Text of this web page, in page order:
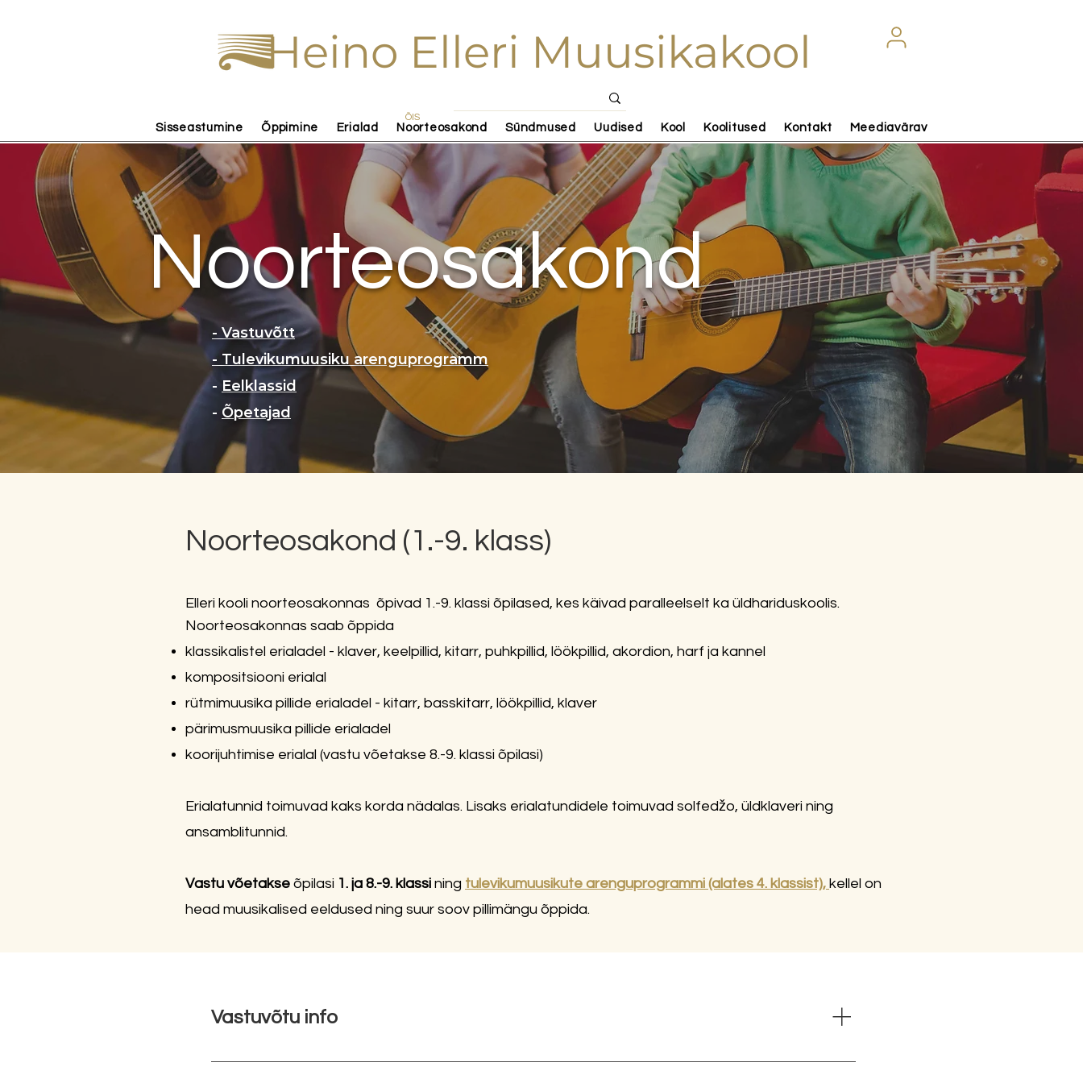
Heino Elleri Muusikakool
Sisseastumine Õppimine Erialad Noorteosakond Sündmused Uudised Kool Koolitused Kontakt Meediavärav
ÕIS
Noorteosakond
- Vastuvõtt
- Tulevikumuusiku arenguprogramm
- Eelklassid
- Õpetajad
Noorteosakond (1.-9. klass)
Elleri kooli noorteosakonnas õpivad 1.-9. klassi õpilased, kes käivad paralleelselt ka üldhariduskoolis.
Noorteosakonnas saab õppida
klassikalistel erialadel - klaver, keelpillid, kitarr, puhkpillid, löökpillid, akordion, harf ja kannel
kompositsiooni erialal
rütmimuusika pillide erialadel - kitarr, basskitarr, löökpillid, klaver
pärimusmuusika pillide erialadel
koorijuhtimise erialal (vastu võetakse 8.-9. klassi õpilasi)
Erialatunnid toimuvad kaks korda nädalas. Lisaks erialatundidele toimuvad solfedžo, üldklaveri ning
ansamblitunnid.
Vastu võetakse õpilasi 1. ja 8.-9. klassi ning tulevikumuusikute arenguprogrammi (alates 4. klassist), kellel on
head muusikalised eeldused ning suur soov pillimängu õppida.
Vastuvõtu info
Vastuvõtt õppeaastaks 2026/2027 T 2. juuni 1. klass ESITA AVALDUS. (kuni 1.06.2026) kell 15.30